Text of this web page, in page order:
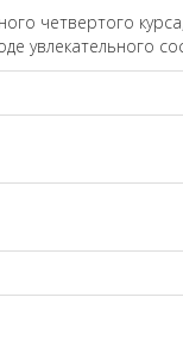
четвертого
увлекательного